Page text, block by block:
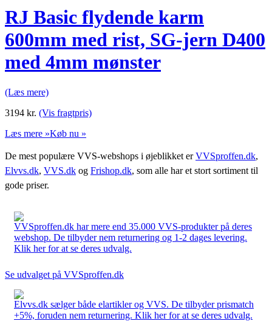
RJ Basic flydende karm
600mm med rist, SG-jern D400
med 4mm mønster
(Læs mere)
3194 kr. (Vis fragtpris)
Læs mere »Køb nu »
De mest populære VVS-webshops i øjeblikket erVVSproffen.dk,
Elvvs.dk, VVS.dk og Frishop.dk, som alle har et stort sortiment til
gode priser.
VVSproffen.dk har mere end 35.000 VVS-produkter på deres
webshop. De tilbyder nem returnering og 1-2 dages levering.
Klik her for at se deres udvalg.
Se udvalget på VVSproffen.dk
Elvvs.dk sælger både elartikler og VVS. De tilbyder prismatch
+5%, foruden nem returnering. Klik her for at se deres udvalg.